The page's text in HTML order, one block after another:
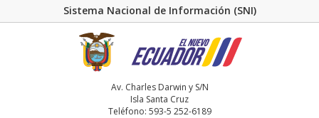
Sistema Nacional de Información (SNI)
Av. Charles Darwin y S/N
Isla Santa Cruz
Teléfono: 593-5 252-6189